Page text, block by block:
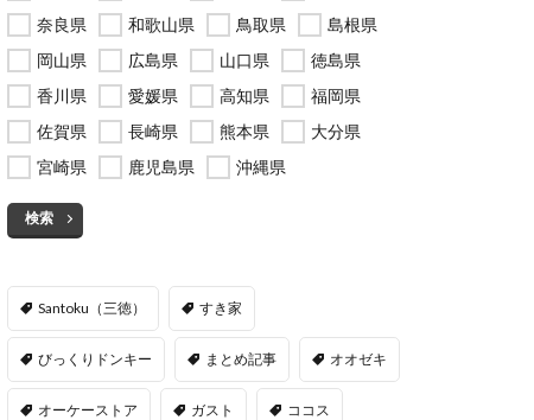
奈良県
和歌山県 鳥取県
島根県
岡山県
広島県 山口県
徳島県
香川県
愛媛県 高知県
福岡県
佐賀県
長崎県 熊本県
大分県
宮崎県
鹿児島県 沖縄県
検索
Santoku（三徳） すき家
びっくりドンキー まとめ記事 オオゼキ
オーケーストア ガスト ココス